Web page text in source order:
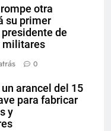
otra
su primer
de
militares
0
arancel del 15
para fabricar
y